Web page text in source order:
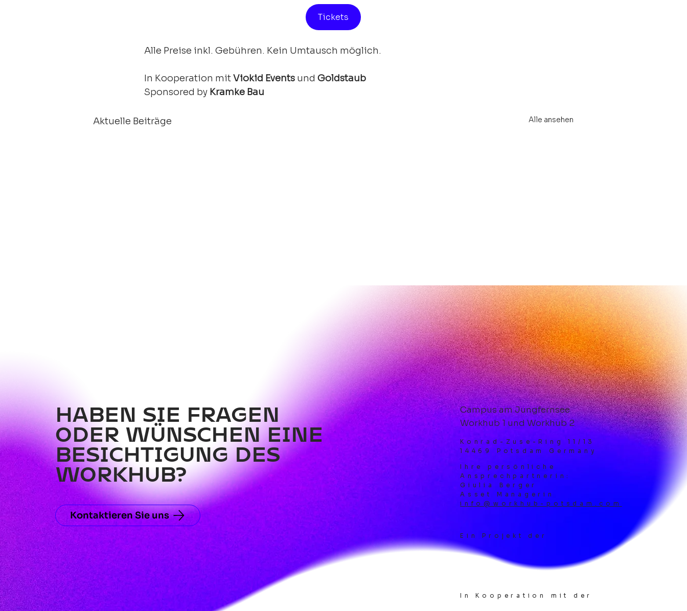
Tickets
Alle Preise inkl. Gebühren. Kein Umtausch möglich.
In Kooperation mit Viokid Events und Goldstaub
Sponsored by Kramke Bau
Aktuelle Beiträge Alle ansehen
Hot, hotter, After-Work-
PIZZA.BEATS.ROOFTOP.
Neue Mieter im Workhub
2: Dental Balance GmbH
Campus am Jungfernsee
Workhub 1 und Workhub 2
Konrad-Zuse-Ring 11/13
14469 Potsdam Germany
Ihre persönliche
Ansprechpartnerin:
Giulia Berger
Asset Managerin
info@workhub-potsdam.com
Ein Projekt der
In Kooperation mit der
HABEN SIE FRAGEN
ODER WÜNSCHEN EINE
BESICHTIGUNG DES
WORKHUB?
Kontaktieren Sie uns